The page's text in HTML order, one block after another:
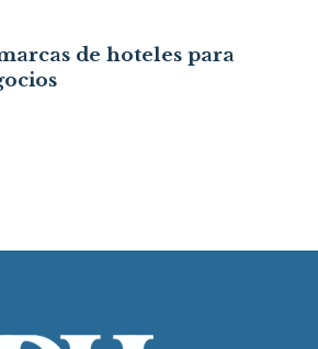
de hoteles para